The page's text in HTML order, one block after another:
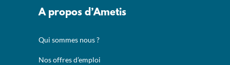
A propos d’Ametis
Qui sommes nous ?
Nos offres d’emploi